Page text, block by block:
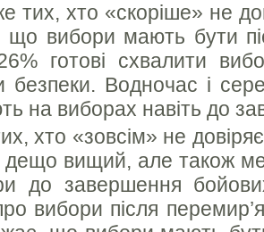
тих, хто «скоріше» не
вибори мають бути
готові схвалити
безпеки. Водночас і
на виборах навіть до
хто «зовсім» не
вищий, але також
до завершення
вибори після